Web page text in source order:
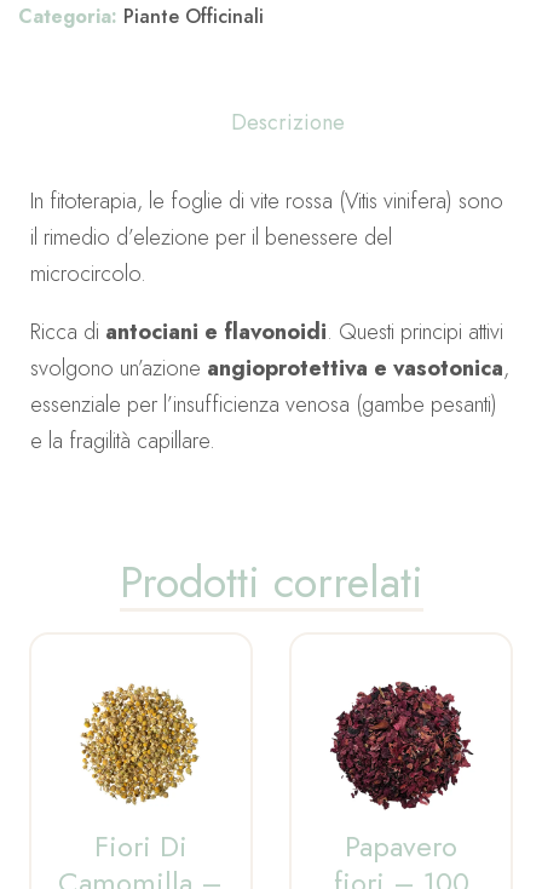
Categoria: Piante Officinali
Descrizione
In fitoterapia, le foglie di vite rossa (Vitis vinifera) sono
il rimedio d’elezione per il benessere del
microcircolo.
Ricca di antociani e flavonoidi. Questi principi attivi
svolgono un’azione angioprotettiva e vasotonica,
essenziale per l’insufficienza venosa (gambe pesanti)
e la fragilità capillare.
Prodotti correlati
Fiori Di
Papavero